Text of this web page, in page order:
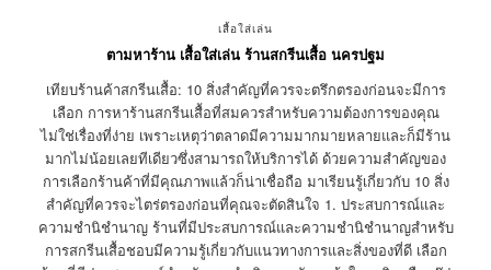
เสื้อใส่เล่น
ตามหาร้าน เสื้อใส่เล่น ร้านสกรีนเสื้อ นครปฐม
เทียบร้านค้าสกรีนเสื้อ: 10 สิ่งสำคัญที่ควรจะตรึกตรองก่อนจะมีการ
เลือก การหาร้านสกรีนเสื้อที่สมควรสำหรับความต้องการของคุณ
ไม่ใช่เรื่องที่ง่าย เพราะเหตุว่าตลาดมีความมากมายหลายและก็มีร้าน
มากไม่น้อยเลยทีเดียวซึ่งสามารถให้บริการได้ ด้วยความสำคัญของ
การเลือกร้านค้าที่มีคุณภาพแล้วก็น่าเชื่อถือ มาเรียนรู้เกี่ยวกับ 10 สิ่ง
สำคัญที่ควรจะไตร่ตรองก่อนที่คุณจะตัดสินใจ 1. ประสบการณ์และ
ความชำนิชำนาญ ร้านที่มีประสบการณ์และความชำนิชำนาญสำหรับ
การสกรีนเสื้อชอบมีความรู้เกี่ยวกับแนวทางการและสิ่งของที่ดี เลือก